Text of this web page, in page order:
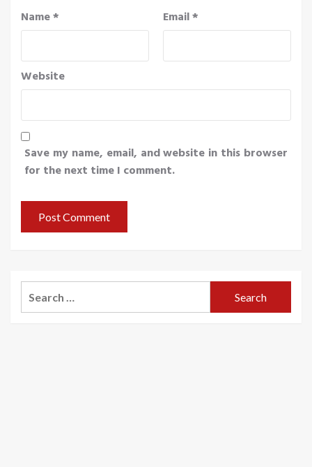
Name* Email*
Website
Save my name, email, and website in this browser
for the next time I comment.
Search
for: